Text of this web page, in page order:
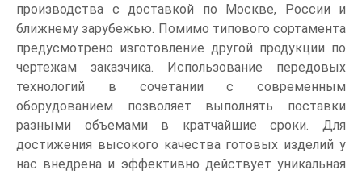
производства с доставкой по Москве, России и
ближнему зарубежью. Помимо типового сортамента
предусмотрено изготовление другой продукции по
чертежам заказчика. Использование передовых
технологий в сочетании с современным
оборудованием позволяет выполнять поставки
разными объемами в кратчайшие сроки. Для
достижения высокого качества готовых изделий у
нас внедрена и эффективно действует уникальная